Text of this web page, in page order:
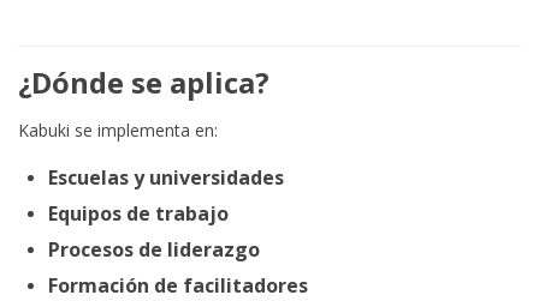
¿Dónde se aplica?
Kabuki se implementa en:
Escuelas y universidades
Equipos de trabajo
Procesos de liderazgo
Formación de facilitadores